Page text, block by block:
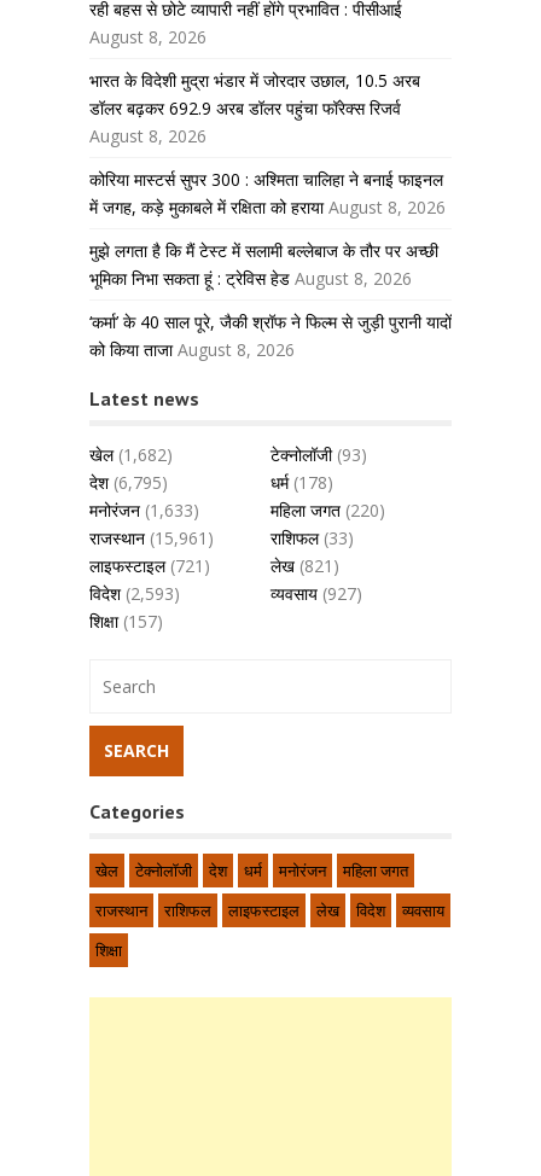
रही बहस से छोटे व्यापारी नहीं होंगे प्रभावित : पीसीआई
August 8, 2026
भारत के विदेशी मुद्रा भंडार में जोरदार उछाल, 10.5 अरब
डॉलर बढ़कर 692.9 अरब डॉलर पहुंचा फॉरेक्स रिजर्व
August 8, 2026
कोरिया मास्टर्स सुपर 300 : अश्मिता चालिहा ने बनाई फाइनल
में जगह, कड़े मुकाबले में रक्षिता को हराया August 8, 2026
मुझे लगता है कि मैं टेस्ट में सलामी बल्लेबाज के तौर पर अच्छी
भूमिका निभा सकता हूं : ट्रेविस हेड August 8, 2026
‘कर्मा’ के 40 साल पूरे, जैकी श्रॉफ ने फिल्म से जुड़ी पुरानी यादों
को किया ताजा August 8, 2026
Latest news
खेल(1,682) टेक्नोलॉजी(93)
देश(6,795) धर्म(178)
मनोरंजन (1,633) महिला जगत (220)
राजस्थान (15,961) राशिफल(33)
लाइफस्टाइल(721) लेख (821)
विदेश(2,593) व्यवसाय (927)
शिक्षा(157)
Categories
खेल टेक्नोलॉजी देश धर्म मनोरंजन
महिला जगत
राजस्थान
राशिफल लाइफस्टाइल लेख विदेश
व्यवसाय
शिक्षा